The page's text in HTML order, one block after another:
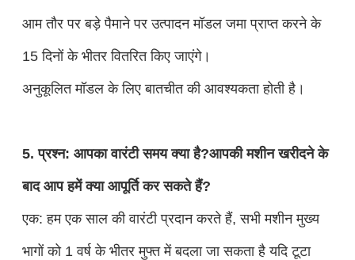
आम तौर पर बड़े पैमाने पर उत्पादन मॉडल जमा प्राप्त करने के
15 दिनों के भीतर वितरित किए जाएंगे।
अनुकूलित मॉडल के लिए बातचीत की आवश्यकता होती है।
5. प्रश्न: आपका वारंटी समय क्या है?आपकी मशीन खरीदने के
बाद आप हमें क्या आपूर्ति कर सकते हैं?
एक: हम एक साल की वारंटी प्रदान करते हैं, सभी मशीन मुख्य
भागों को 1 वर्ष के भीतर मुफ्त में बदला जा सकता है यदि टूटा